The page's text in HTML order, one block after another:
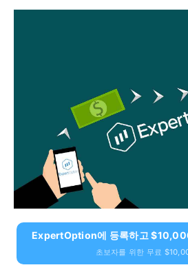
ExpertOption에 등록하고
초보자를 위한 무료